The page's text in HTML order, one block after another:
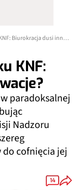
Conotoxia w potrzasku KNF: Biurokracja dusi innowacje?
KNF:
paradoksalnej
Nadzoru
cofnięcia jej
14